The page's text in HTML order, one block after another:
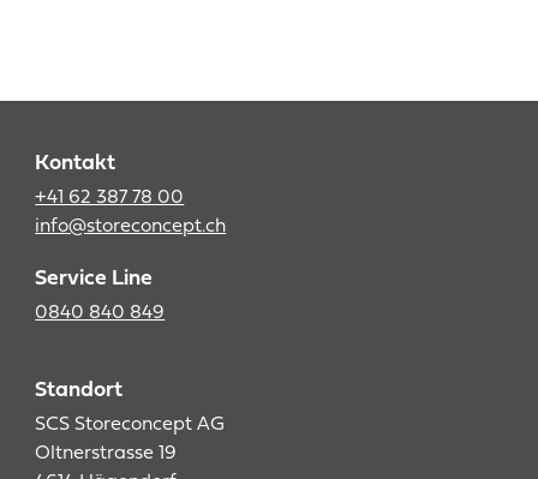
Kontakt
+41 62 387 78 00
info@storeconcept.ch
Service Line
0840 840 849
Standort
SCS Storeconcept AG
Oltnerstrasse 19